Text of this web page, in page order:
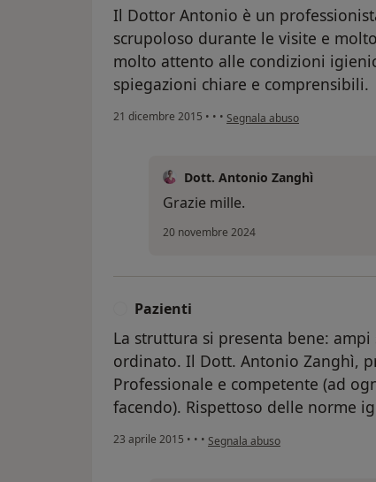
Il Dottor Antonio è un
scrupoloso durante le visite e
molto attento alle condizioni
spiegazioni chiare e comprensibili.
21 dicembre 2015 • • • secondo l'opinione dell'utente
Segnala abuso
Dott. Antonio Zanghì
Grazie mille.
20 novembre 2024
Pazienti
La struttura si presenta bene:
ordinato. Il Dott. Antonio Zanghì,
Professionale e competente (ad
facendo). Rispettoso delle norme
23 aprile 2015 • • • secondo l'opinione dell'utente
Segnala abuso